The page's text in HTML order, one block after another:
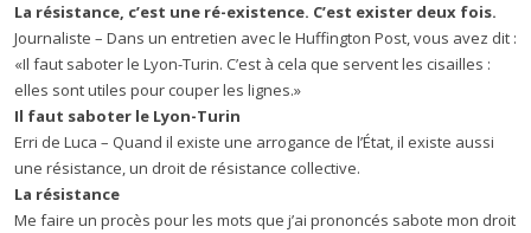
La résistance, c’est une ré-existence. C’est exister deux fois.
Journaliste – Dans un entretien avec le Huffington Post, vous avez dit :
«Il faut saboter le Lyon-Turin. C’est à cela que servent les cisailles :
elles sont utiles pour couper les lignes.»
Il faut saboter le Lyon-Turin
Erri de Luca – Quand il existe une arrogance de l’État, il existe aussi
une résistance, un droit de résistance collective.
La résistance
Me faire un procès pour les mots que j’ai prononcés sabote mon droit